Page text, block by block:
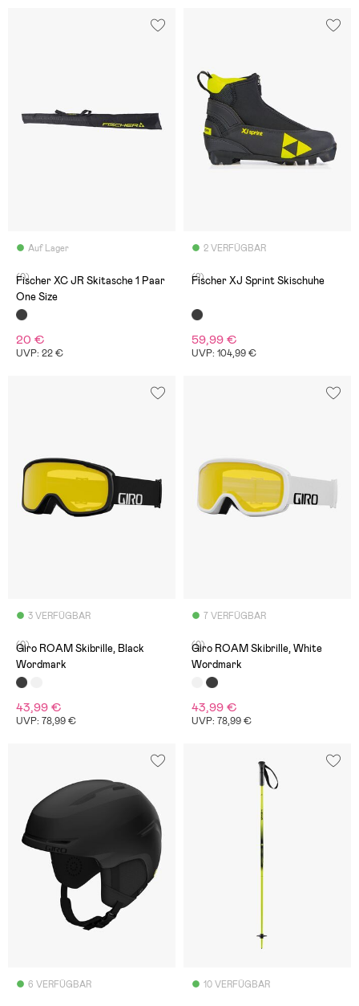
Auf Lager
(0)
Fischer XC JR Skitasche 1 Paar
One Size
20 €
UVP: 22 €
2 VERFÜGBAR
(2)
Fischer XJ Sprint Skischuhe
59,99 €
UVP: 104,99 €
3 VERFÜGBAR
(0)
Giro ROAM Skibrille, Black
Wordmark
43,99 €
UVP: 78,99 €
7 VERFÜGBAR
(0)
Giro ROAM Skibrille, White
Wordmark
43,99 €
UVP: 78,99 €
6 VERFÜGBAR 10 VERFÜGBAR